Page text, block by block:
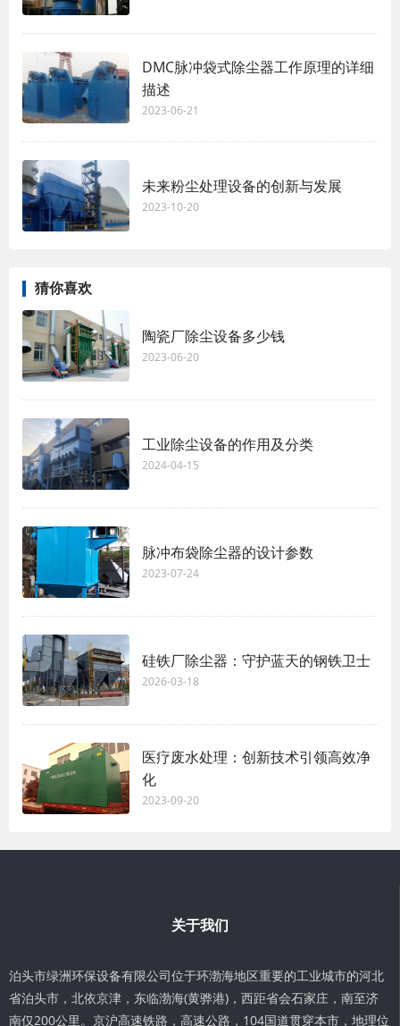
DMC脉冲袋式除尘器工作原理的详细
描述
2023-06-21
未来粉尘处理设备的创新与发展
2023-10-20
猜你喜欢
陶瓷厂除尘设备多少钱
2023-06-20
工业除尘设备的作用及分类
2024-04-15
脉冲布袋除尘器的设计参数
2023-07-24
硅铁厂除尘器：守护蓝天的钢铁卫士
2026-03-18
医疗废水处理：创新技术引领高效净
化
2023-09-20
关于我们
泊头市绿洲环保设备有限公司位于环渤海地区重要的工业城市的河北
省泊头市，北依京津，东临渤海(黄骅港)，西距省会石家庄，南至济
南仅200公里。京沪高速铁路，高速公路，104国道贯穿本市，地理位